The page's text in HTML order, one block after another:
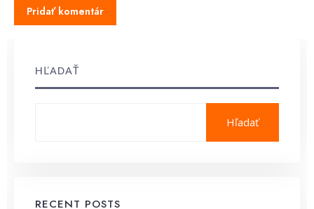
HĽADAŤ
Hľadať
RECENT POSTS